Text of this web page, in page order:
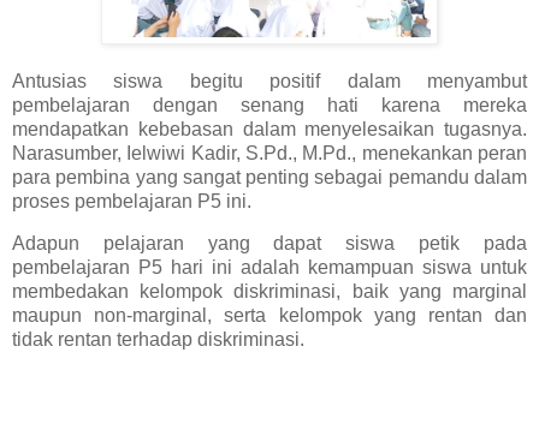
Antusias siswa begitu positif dalam menyambut
pembelajaran dengan senang hati karena mereka
mendapatkan kebebasan dalam menyelesaikan tugasnya.
Narasumber, Ielwiwi Kadir, S.Pd., M.Pd., menekankan peran
para pembina yang sangat penting sebagai pemandu dalam
proses pembelajaran P5 ini.
Adapun pelajaran yang dapat siswa petik pada
pembelajaran P5 hari ini adalah kemampuan siswa untuk
membedakan kelompok diskriminasi, baik yang marginal
maupun non-marginal, serta kelompok yang rentan dan
tidak rentan terhadap diskriminasi.